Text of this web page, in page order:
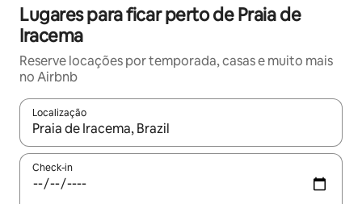
Lugares para ficar perto de Praia de
Iracema
Reserve locações por temporada, casas e muito mais
no Airbnb
Localização
Quando os resultados estiverem disponíveis, explore-os
Check-in